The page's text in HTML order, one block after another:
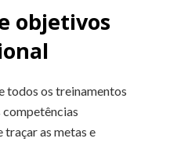
objetivos
todos os treinamentos
competências
traçar as metas e